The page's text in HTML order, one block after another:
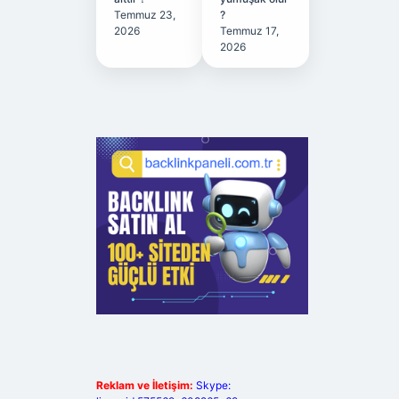
Temmuz 23,
2026
?
Temmuz 17,
2026
Reklam ve İletişim: Skype: